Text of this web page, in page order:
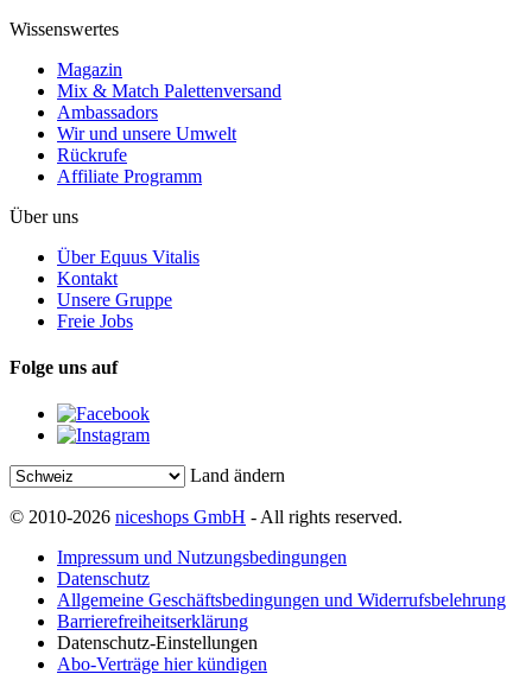
Wissenswertes
Magazin
Mix & Match Palettenversand
Ambassadors
Wir und unsere Umwelt
Rückrufe
Affiliate Programm
Über uns
Über Equus Vitalis
Kontakt
Unsere Gruppe
Freie Jobs
Folge uns auf
Land ändern
© 2010-2026 niceshops GmbH - All rights reserved.
Impressum und Nutzungsbedingungen
Datenschutz
Allgemeine Geschäftsbedingungen und Widerrufsbelehrung
Barrierefreiheitserklärung
Datenschutz-Einstellungen
Abo-Verträge hier kündigen